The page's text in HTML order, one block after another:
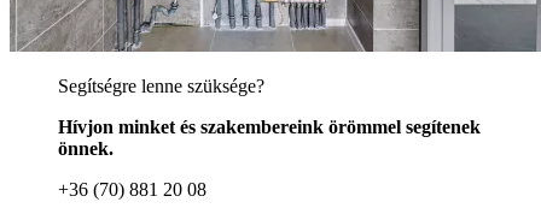
Segítségre lenne szüksége?
Hívjon minket és szakembereink örömmel segítenek
önnek.
+36 (70) 881 20 08